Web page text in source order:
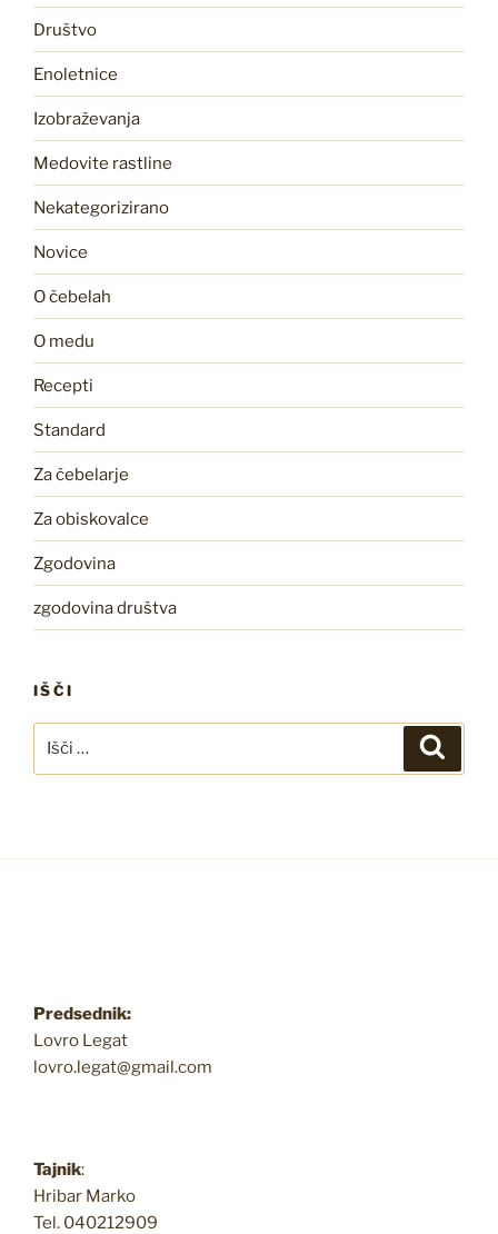
Društvo
Enoletnice
Izobraževanja
Medovite rastline
Nekategorizirano
Novice
O čebelah
O medu
Recepti
Standard
Za čebelarje
Za obiskovalce
Zgodovina
zgodovina društva
IŠČI
Predsednik:
Lovro Legat
lovro.legat@gmail.com
Tajnik:
Hribar Marko
Tel. 040212909